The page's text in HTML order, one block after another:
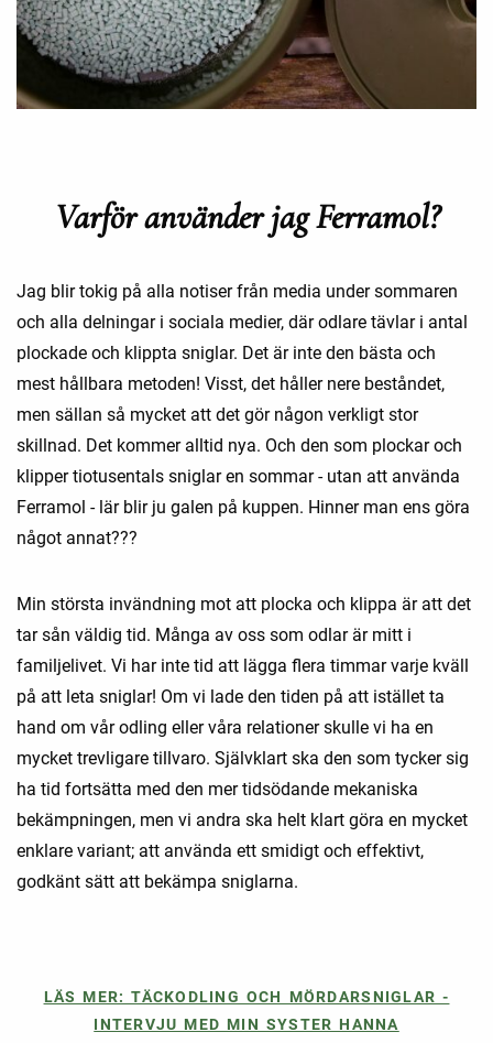
Varför använder jag Ferramol?
Jag blir tokig på alla notiser från media under sommaren
och alla delningar i sociala medier, där odlare tävlar i antal
plockade och klippta sniglar. Det är inte den bästa och
mest hållbara metoden! Visst, det håller nere beståndet,
men sällan så mycket att det gör någon verkligt stor
skillnad. Det kommer alltid nya. Och den som plockar och
klipper tiotusentals sniglar en sommar - utan att använda
Ferramol - lär blir ju galen på kuppen. Hinner man ens göra
något annat???
Min största invändning mot att plocka och klippa är att det
tar sån väldig tid. Många av oss som odlar är mitt i
familjelivet. Vi har inte tid att lägga flera timmar varje kväll
på att leta sniglar! Om vi lade den tiden på att istället ta
hand om vår odling eller våra relationer skulle vi ha en
mycket trevligare tillvaro. Självklart ska den som tycker sig
ha tid fortsätta med den mer tidsödande mekaniska
bekämpningen, men vi andra ska helt klart göra en mycket
enklare variant; att använda ett smidigt och effektivt,
godkänt sätt att bekämpa sniglarna.
LÄS MER: TÄCKODLING OCH MÖRDARSNIGLAR -
INTERVJU MED MIN SYSTER HANNA